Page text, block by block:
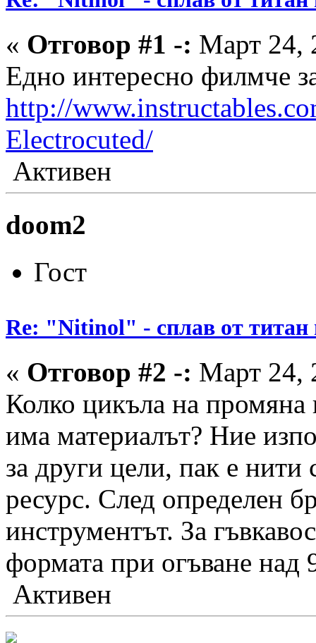
« Отговор #1 -: Март 24,
Едно интересно филмче
http://
Electrocuted/
Активен
doom2
Гост
Re: "Nitinol" - сплав от титан
« Отговор #2 -: Март 24,
Колко цикъла на промяна
има материалът? Ние
за други цели, пак е
ресурс. След определен
инструментът. За
формата при огъване над
Активен